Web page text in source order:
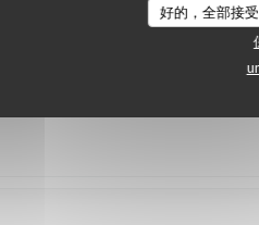
好的，全部接受
我们的顾客评分